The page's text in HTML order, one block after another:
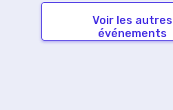
Voir les autres
événements